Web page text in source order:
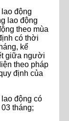
động
lao động
theo mùa
có thời
kể
giữa người
theo pháp
định của
động có
tháng;